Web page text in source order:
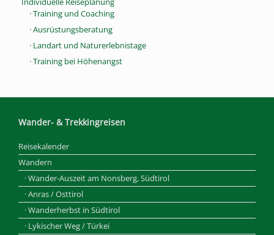
· Training und Coaching
· Ausrüstungsberatung
· Landart und Naturerlebnistage
· Training bei Höhenangst
Wander- & Trekkingreisen
Reisekalender
Wandern
· Wander-Auszeit am Nonsberg, Südtirol
· Anras / Osttirol
· Wanderherbst in Südtirol
· Lykischer Weg / Türkei